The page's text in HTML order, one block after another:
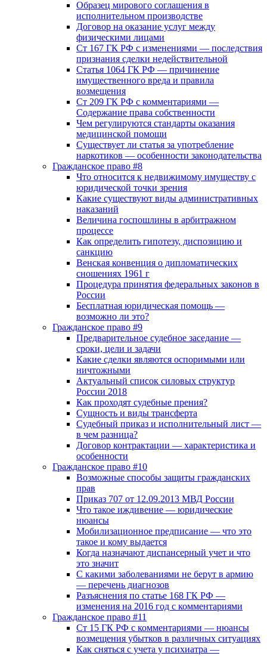
Образец мирового соглашения в
исполнительном производстве
Договор на оказание услуг между
физическими лицами
Ст 167 ГК РФ с изменениями — последствия
признания сделки недействительной
Статья 1064 ГК РФ — причинение
имущественного вреда и правила
возмещения
Ст 209 ГК РФ с комментариями —
Содержание права собственности
Чем регулируются стандарты оказания
медицинской помощи
Существует ли статья за употребление
наркотиков — особенности законодательства
Гражданское право #8
Что относится к недвижимому имуществу с
юридической точки зрения
Какие существуют виды административных
наказаний
Величина госпошлины в арбитражном
процессе
Как определить гипотезу, диспозицию и
санкцию
Венская конвенция о дипломатических
сношениях 1961 г
Процедура принятия федеральных законов в
России
Бесплатная юридическая помощь —
возможно ли это?
Гражданское право #9
Предварительное судебное заседание —
сроки, цели и задачи
Какие сделки являются оспоримыми или
ничтожными
Актуальный список силовых структур
России 2018
Как проходят судебные прения?
Сущность и виды трансферта
Судебный приказ и исполнительный лист —
в чем разница?
Договор контрактации — характеристика и
особенности
Гражданское право #10
Возможные способы защиты гражданских
прав
Приказ 707 от 12.09.2013 МВД России
Что такое иждивение — юридические
нюансы
Мобилизационное предписание — что это
такое и кому выдается
Когда назначают диспансерный учет и что
это значит
С какими заболеваниями не берут в армию
— перечень диагнозов
Разъяснения по статье 168 ГК РФ —
изменения на 2016 год с комментариями
Гражданское право #11
Ст 15 ГК РФ с комментариями — нюансы
возмещения убытков в различных ситуациях
Как сняться с учета у психиатра —